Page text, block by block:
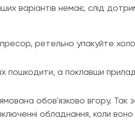
варіантів немає, слід
ретельно упакуйте
пошкодити, а поклавши
обов'язково вгору. Так
обладнання, коли